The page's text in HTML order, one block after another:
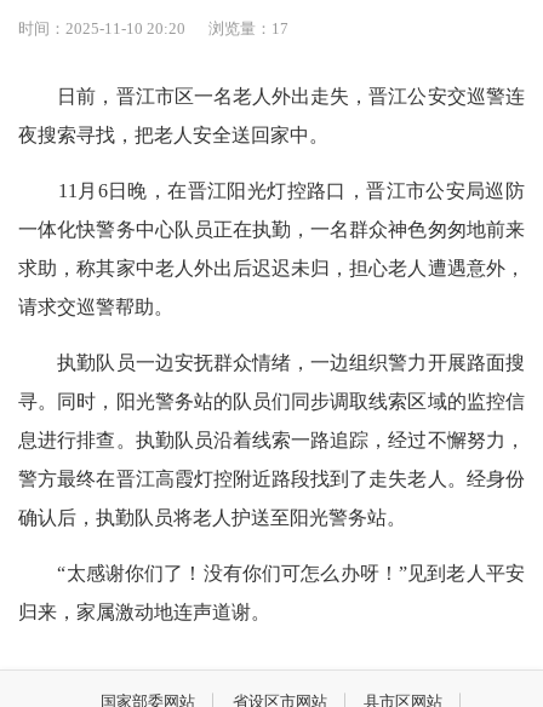
时间：2025-11-10 20:20 浏览量： 17
日前，晋江市区一名老人外出走失，晋江公安交巡警连
夜搜索寻找，把老人安全送回家中。
11月6日晚，在晋江阳光灯控路口，晋江市公安局巡防
一体化快警务中心队员正在执勤，一名群众神色匆匆地前来
求助，称其家中老人外出后迟迟未归，担心老人遭遇意外，
请求交巡警帮助。
执勤队员一边安抚群众情绪，一边组织警力开展路面搜
寻。同时，阳光警务站的队员们同步调取线索区域的监控信
息进行排查。执勤队员沿着线索一路追踪，经过不懈努力，
警方最终在晋江高霞灯控附近路段找到了走失老人。经身份
确认后，执勤队员将老人护送至阳光警务站。
“太感谢你们了！没有你们可怎么办呀！”见到老人平安
归来，家属激动地连声道谢。
国家部委网站 省设区市网站 县市区网站